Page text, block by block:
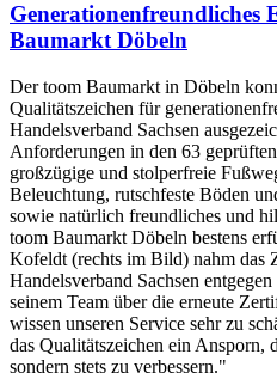
Generationenfreundliches
Baumarkt Döbeln
Der toom Baumarkt in Döbeln
Qualitätszeichen für
Handelsverband Sachsen
Anforderungen in den 63
großzügige und stolperfreie
Beleuchtung, rutschfeste Böden
sowie natürlich freundliches und
toom Baumarkt Döbeln bestens
Kofeldt (rechts im Bild) nahm das
Handelsverband Sachsen
seinem Team über die erneute
wissen unseren Service sehr zu
das Qualitätszeichen ein Ansporn,
sondern stets zu verbessern."